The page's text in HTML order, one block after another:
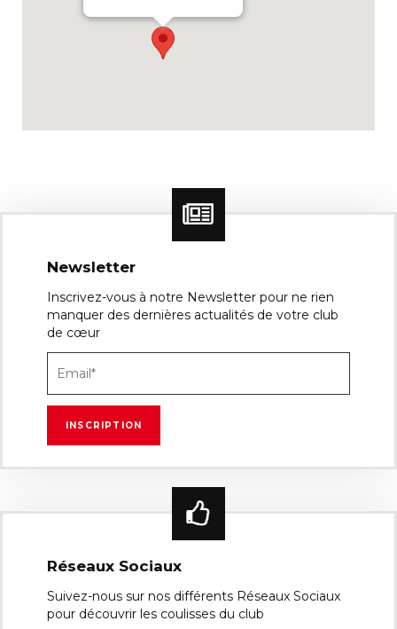
Newsletter
Inscrivez-vous à notre Newsletter pour ne rien
manquer des dernières actualités de votre club
de cœur
Réseaux Sociaux
Suivez-nous sur nos différents Réseaux Sociaux
pour découvrir les coulisses du club